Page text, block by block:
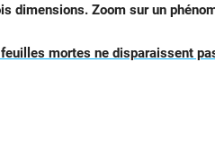
dimensions. Zoom sur un
mortes ne disparaissent